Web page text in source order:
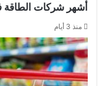
أشهر شركات الطاقة
منذ 3 أيام